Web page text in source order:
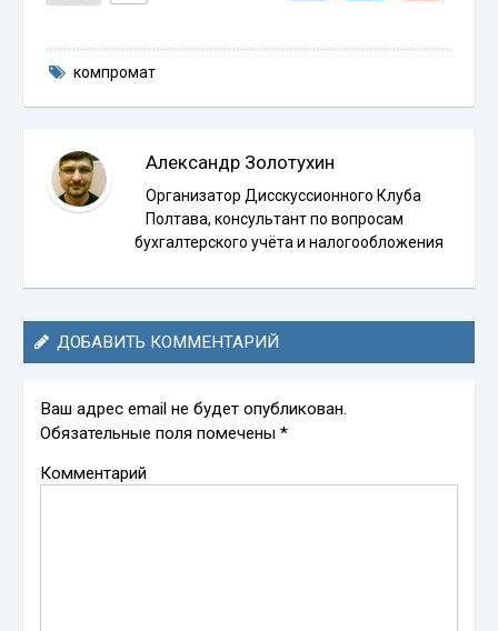
компромат
Александр Золотухин
Организатор Дисскуссионного Клуба
Полтава, консультант по вопросам
бухгалтерского учёта и налогообложения
ДОБАВИТЬ КОММЕНТАРИЙ
Ваш адрес email не будет опубликован.
Обязательные поля помечены*
Комментарий